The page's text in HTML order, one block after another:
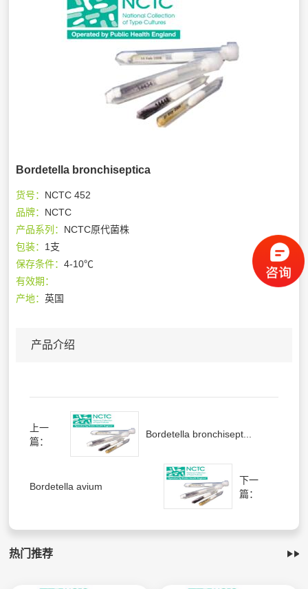
Bordetella bronchiseptica
货号： NCTC 452
品牌： NCTC
产品系列： NCTC原代菌株
包装： 1支
保存条件：4-10℃
有效期：
产地：英国
产品介绍
上一
篇：
Bordetella bronchisept...
Bordetella avium
下一
篇：
热门推荐